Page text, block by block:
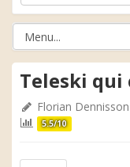
Teleski
Florian Dennisson
5.5/10